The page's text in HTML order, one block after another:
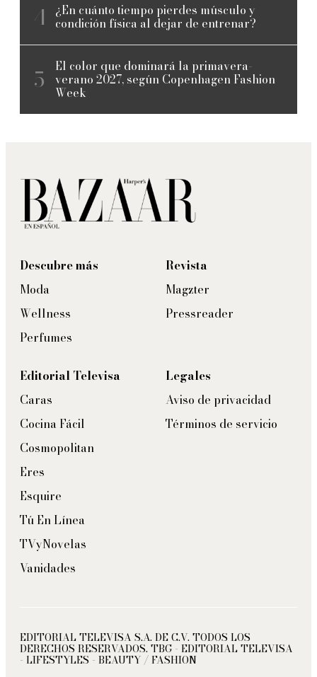
¿En cuánto tiempo pierdes músculo y
condición física al dejar de entrenar?
El color que dominará la primavera-
verano 2027, según Copenhagen Fashion
Week
Descubre más
Moda
Wellness
Perfumes
Revista
Magzter
Pressreader
Editorial Televisa
Caras
Cocina Fácil
Cosmopolitan
Eres
Esquire
Tú En Línea
TVyNovelas
Vanidades
Legales
Aviso de privacidad
Términos de servicio
EDITORIAL TELEVISA S.A. DE C.V. TODOS LOS
DERECHOS RESERVADOS. TBG - EDITORIAL TELEVISA
- LIFESTYLES - BEAUTY / FASHION